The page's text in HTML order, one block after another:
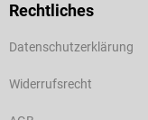
Rechtliches
Datenschutzerklärung
Widerrufsrecht